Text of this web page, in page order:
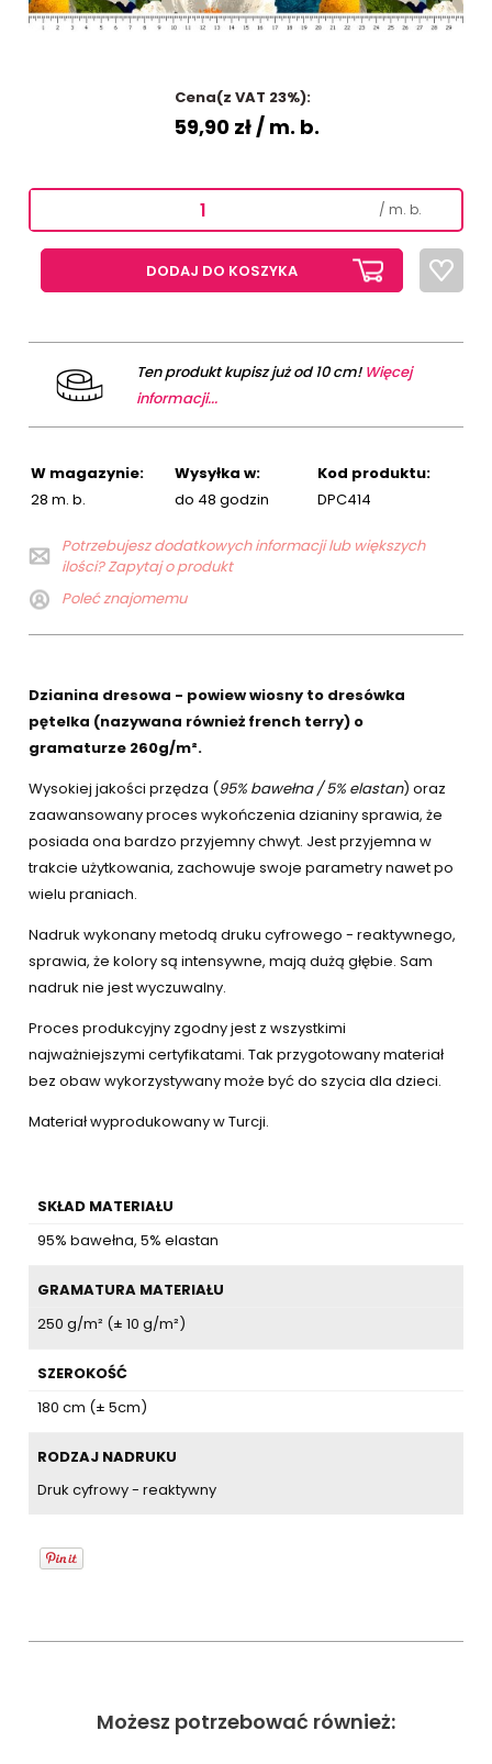
Cena(z VAT 23%):
59,90 zł/ m. b.
/ m. b.
DODAJ DO KOSZYKA
Ten produkt kupisz już od 10 cm! Więcej
informacji...
W magazynie:
28 m. b.
Wysyłka w:
do 48 godzin
Kod produktu:
DPC414
Potrzebujesz dodatkowych informacji lub większych
ilości? Zapytaj o produkt
Poleć znajomemu
Dzianina dresowa - powiew wiosny to dresówka
pętelka (nazywana również french terry) o
gramaturze 260g/m².
Wysokiej jakości przędza (95% bawełna / 5% elastan) oraz
zaawansowany proces wykończenia dzianiny sprawia, że
posiada ona bardzo przyjemny chwyt. Jest przyjemna w
trakcie użytkowania, zachowuje swoje parametry nawet po
wielu praniach.
Nadruk wykonany metodą druku cyfrowego - reaktywnego,
sprawia, że kolory są intensywne, mają dużą głębie. Sam
nadruk nie jest wyczuwalny.
Proces produkcyjny zgodny jest z wszystkimi
najważniejszymi certyfikatami. Tak przygotowany materiał
bez obaw wykorzystywany może być do szycia dla dzieci.
Materiał wyprodukowany w Turcji.
SKŁAD MATERIAŁU
95% bawełna, 5% elastan
GRAMATURA MATERIAŁU
250 g/m² (± 10 g/m²)
SZEROKOŚĆ
180 cm (± 5cm)
RODZAJ NADRUKU
Druk cyfrowy - reaktywny
Możesz potrzebować również: